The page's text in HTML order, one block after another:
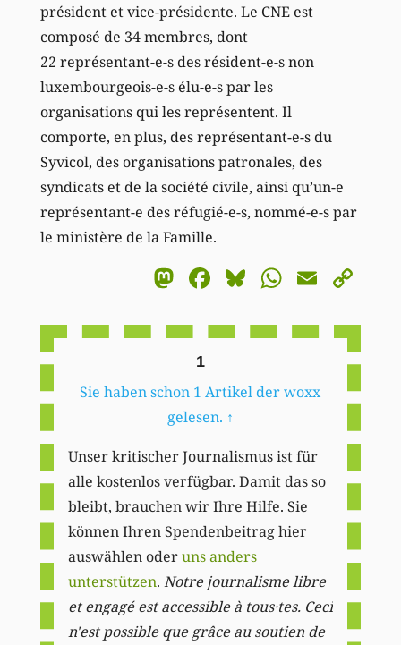
président et vice-présidente. Le CNE est
composé de 34 membres, dont
22 représentant-e-s des résident-e-s non
luxembourgeois-e-s élu-e-s par les
organisations qui les représentent. Il
comporte, en plus, des représentant-e-s du
Syvicol, des organisations patronales, des
syndicats et de la société civile, ainsi qu’un-e
représentant-e des réfugié-e-s, nommé-e-s par
le ministère de la Famille.
Mastodon
Facebook
BlueskyEmail
1
Sie haben schon 1 Artikel der woxx
gelesen. ↑
Unser kritischer Journalismus ist für
alle kostenlos verfügbar. Damit das so
bleibt, brauchen wir Ihre Hilfe. Sie
können Ihren Spendenbeitrag hier
auswählen oderuns anders
unterstützen. Notre journalisme libre
et engagé est accessible à tous·tes. Ceci
n'est possible que grâce au soutien de